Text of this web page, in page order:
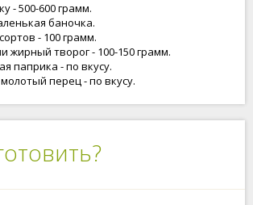
- 500-600 грамм.
баночка.
- 100 грамм.
жирный творог - 100-150 грамм.
паприка - по вкусу.
перец - по вкусу.